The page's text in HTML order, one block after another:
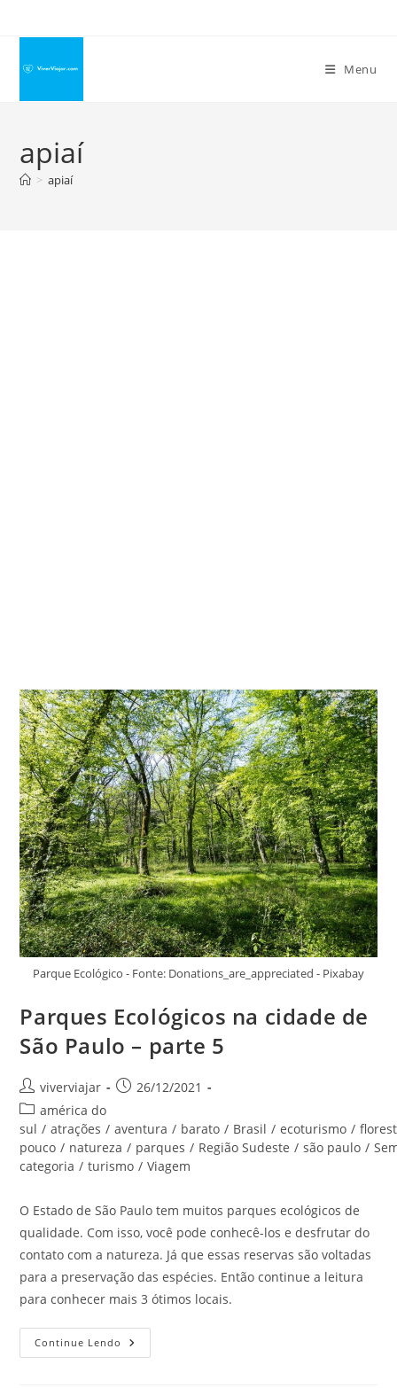
conteúdo
Menu
apiaí
> apiaí
Parque Ecológico - Fonte: Donations_are_appreciated - Pixabay
Parques Ecológicos na cidade de
São Paulo – parte 5
Autor
do
post:
viverviajar
Post26/12/2021
Categoria
do
post:
américa do
sul / atrações / aventura / barato / Brasil / ecoturismo /
pouco / natureza / parques / Região Sudeste / são paulo /
categoria / turismo / Viagem
O Estado de São Paulo tem muitos parques ecológicos de
qualidade. Com isso, você pode conhecê-los e desfrutar do
contato com a natureza. Já que essas reservas são voltadas
para a preservação das espécies. Então continue a leitura
para conhecer mais 3 ótimos locais.
Continue Lendo Parques
Ecológicos